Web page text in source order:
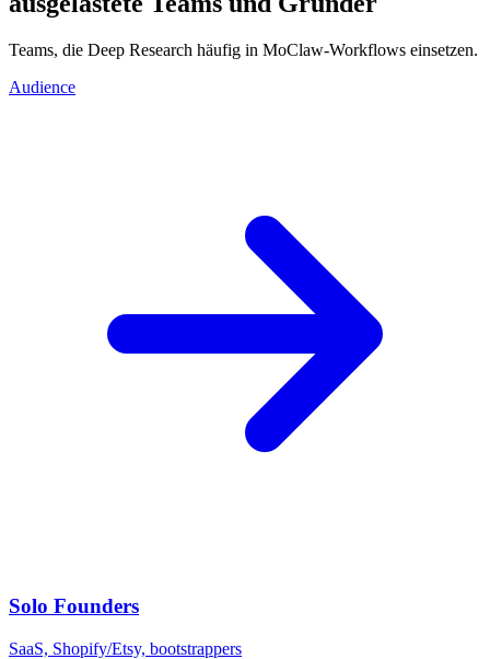
Teams, die Deep Research häufig in MoClaw-Workflows einsetzen.
Audience
Solo Founders
SaaS, Shopify/Etsy, bootstrappers